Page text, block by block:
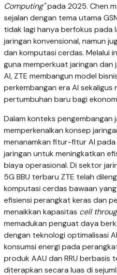
Computing"pada 2025. Chen
sejalan dengan tema utama
tidak lagi hanya berfokus pada
jaringan konvensional, namun
dan komputasi cerdas. Melalui
guna memperkuat jaringan dan
AI, ZTE membangun model
perkembangan era AI
pertumbuhan baru bagi
Dalam konteks pengembangan
memperkenalkan konsep
menanamkan fitur-fitur AI
jaringan untuk meningkatkan
biaya operasional. Di sektor
5G BBU terbaru ZTE telah
komputasi cerdas bawaan
efisiensi perangkat keras dan
menaikkan kapasitas cell
memadukan penguat daya
dengan teknologi optimalisasi
konsumsi energi pada
produk AAU dan RRU
diterapkan secara luas di